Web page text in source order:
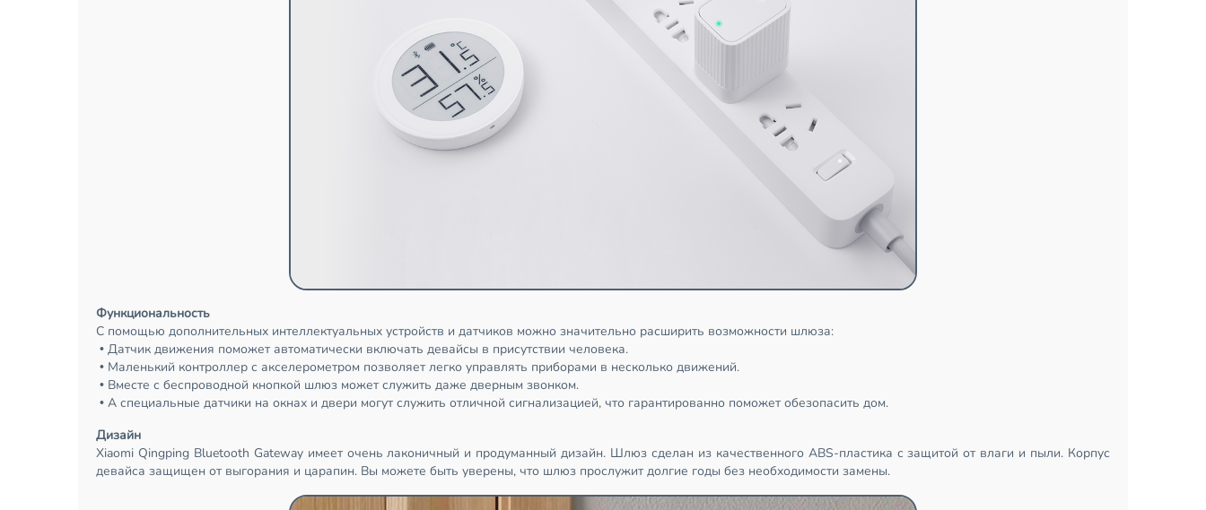
Функциональность
С помощью дополнительных интеллектуальных устройств и датчиков можно значительно расширить возможности шлюза:
• Датчик движения поможет автоматически включать девайсы в присутствии человека.
• Маленький контроллер с акселерометром позволяет легко управлять приборами в несколько движений.
• Вместе с беспроводной кнопкой шлюз может служить даже дверным звонком.
• А специальные датчики на окнах и двери могут служить отличной сигнализацией, что гарантированно поможет обезопасить дом.
Дизайн
Xiaomi Qingping Bluetooth Gateway имеет очень лаконичный и продуманный дизайн. Шлюз сделан из качественного ABS-пластика с защитой от влаги и пыли. Корпус
девайса защищен от выгорания и царапин. Вы можете быть уверены, что шлюз прослужит долгие годы без необходимости замены.